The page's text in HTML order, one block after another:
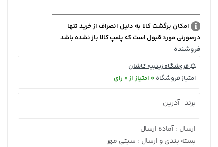
امکان برگشت کالا به دلیل انصراف از خرید تنها
درصورتی مورد قبول است که پلمپ کالا باز نشده باشد
فروشنده
فروشگاه زینبیه کاشان
امتیاز فروشگاه 0 امتیاز از 0 رای
برند : آدرین
ارسال : آماده ارسال
بسته بندی و ارسال : سیتی مهر